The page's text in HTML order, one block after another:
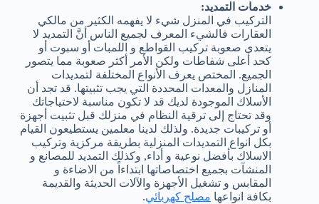
خدمات التمديد:
التركيب في المنزل شيء لا يفهمه الكثير من مالكي
العقارات فالشيء المعرف لجميع الناس أنَّ التمديد لا
يتعدى صعوبة تركيب القواطع و اللمبات أو سبوت أو
كحد أعلى شفاطات ولكن الأمر أكثر صعوبة مما يتصور
الجميع. المختص يعرف الأنواع المختلفة لتمديدات
المنازل والمعدات المحددة التي يجب تثبيتها. قد تجد أن
الأسلاك الموجودة لديك قد لا تكون مناسبة لاحتياجاتك
وقد تحتاج إلى ترقية النظام في منزلك قبل تثبيت أجهزة
أو تركيبات جديدة. ولذلك لدينا معلمين يستطيعون القيام
بكل انواع التمديدات المنزلية بطريقة مركزية وتركيب
الاسلاك بأفضل نوعية و أداء, وكذلك التمديد للمصانع و
المنشآت بجميع اختصاصاتها ابتداءاً من الاضاءة و
المقابس و تشغيل الأجهزة والآلات الحديثة والقديمة
بكافة انواعها مصلح كهربائي.